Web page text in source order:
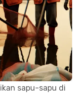
sapu-sapu di